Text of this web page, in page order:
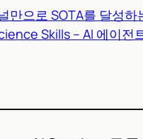
만으로 SOTA를 달성
Skills – AI 에이전